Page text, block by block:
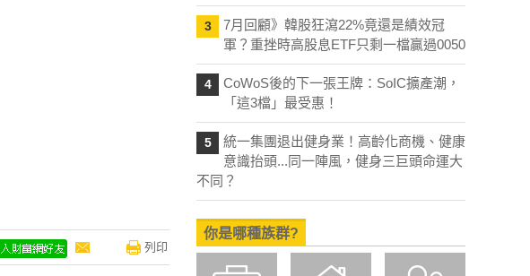
列印
3
7月回顧》韓股狂瀉22%竟還是績效冠
軍？重挫時高股息ETF只剩一檔贏過0050
4
CoWoS後的下一張王牌：SoIC擴產潮，
「這3檔」最受惠！
5
統一集團退出健身業！高齡化商機、健康
意識抬頭...同一陣風，健身三巨頭命運大
不同？
你是哪種族群?